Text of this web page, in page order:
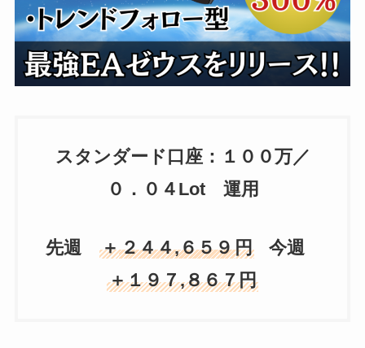
スタンダード口座：１００万／
０．０４Lot 運用
先週 ＋２４４,６５９円
今週
＋１９７,８６７円